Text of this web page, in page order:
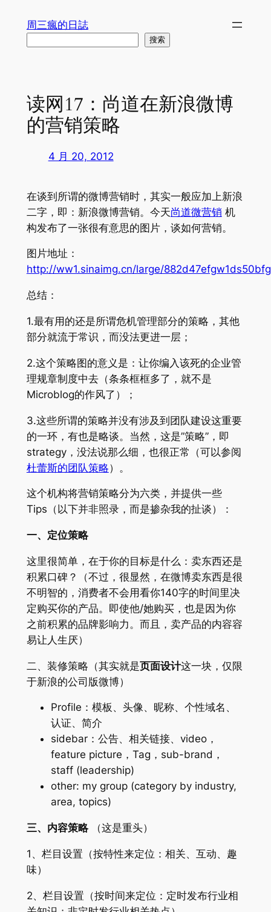
周三瘋的日誌
搜索
读网17：尚道在新浪微博
的营销策略
4 月 20, 2012
在谈到所谓的微博营销时，其实一般应加上新浪
二字，即：新浪微博营销。今天尚道微营销 机
构发布了一张很有意思的图片，谈如何营销。
图片地址：
http://ww1.sinaimg.cn/large/
总结：
1.最有用的还是所谓危机管理部分的策略，其他
部分就流于常识，而没法更进一层；
2.这个策略图的意义是：让你编入该死的企业管
理规章制度中去（条条框框多了，就不是
Microblog的作风了）；
3.这些所谓的策略并没有涉及到团队建设这重要
的一环，有也是略谈。当然，这是”策略”，即
strategy，没法说那么细，也很正常（可以参阅
杜蕾斯的团队策略）。
这个机构将营销策略分为六类，并提供一些
Tips（以下并非照录，而是掺杂我的扯谈）：
一、定位策略
这里很简单，在于你的目标是什么：卖东西还是
积累口碑？（不过，很显然，在微博卖东西是很
不明智的，消费者不会用看你140字的时间里决
定购买你的产品。即使他/她购买，也是因为你
之前积累的品牌影响力。而且，卖产品的内容容
易让人生厌）
二、装修策略（其实就是页面设计这一块，仅限
于新浪的公司版微博）
Profile：模板、头像、昵称、个性域名、
认证、简介
sidebar：公告、相关链接、video，
feature picture，Tag，sub-brand，
staff (leadership)
other: my group (category by industry,
area, topics)
三、内容策略（这是重头）
1、栏目设置（按特性来定位：相关、互动、趣
味）
2、栏目设置（按时间来定位：定时发布行业相